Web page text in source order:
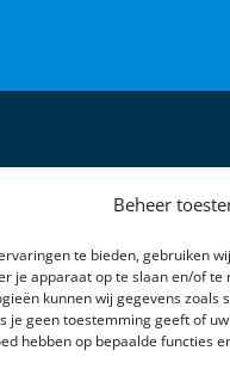
Beheer
te bieden, gebruiken
je apparaat op te slaan en/of
kunnen wij gegevens zoals
je geen toestemming geeft of
hebben op bepaalde functies